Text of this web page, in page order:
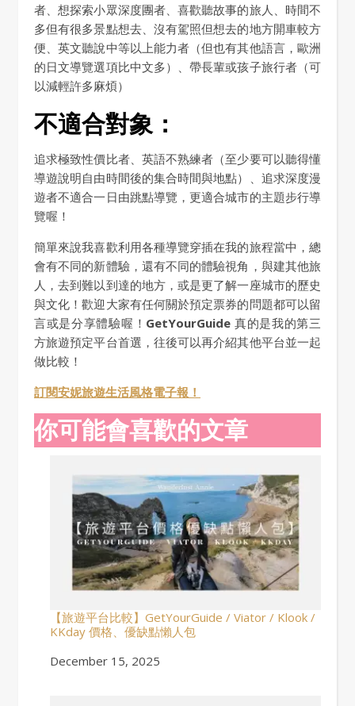
者、想探索小眾深度團者、喜歡聽故事的旅人、時間不
多但有很多景點想去、沒有駕照但想去的地方開車較方
便、英文聽說中等以上能力者（但也有其他語言，歐洲
的日文導覽選項比中文多）、帶長輩或孩子旅行者（可
以減輕許多麻煩）
不適合對象：
追求極致性價比者、英語不熟練者（至少要可以聽得懂
導遊說明自由時間後的集合時間與地點）、追求深度漫
遊者不適合一日由跳點導覽，更適合城市的主題步行導
覽喔！
簡單來說我喜歡利用各種導覽穿插在我的旅程當中，總
會有不同的新體驗，還有不同的體驗視角，與建其他旅
人，去到難以到達的地方，或是更了解一座城市的歷史
與文化！歡迎大家有任何關於預定票券的問題都可以留
言或是分享體驗喔！ GetYourGuide 真的是我的第三
方旅遊預定平台首選，往後可以再介紹其他平台並一起
做比較！
訂閱安妮旅遊生活風格電子報！
你可能會喜歡的文章
【旅遊平台比較】GetYourGuide / Viator / Klook /
KKday 價格、優缺點懶人包
Date
December 15, 2025